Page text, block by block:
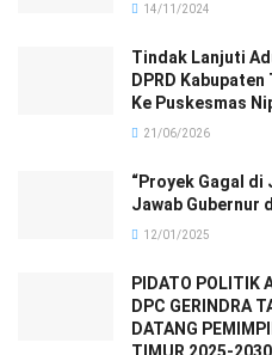
14/11/2024
Tindak Lanjuti
DPRD
Ke Puskesmas
21/06/2026
“Proyek Gagal di
Jawab Gubernur
12/01/2025
PIDATO POLITIK
DPC GERINDRA
DATANG
TIMUR 2025-2030